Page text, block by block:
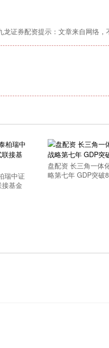
龙证券配资提示：文章来自网络，
瑞中证
基金
盘配资 长三角一体
略第七年 GDP突破